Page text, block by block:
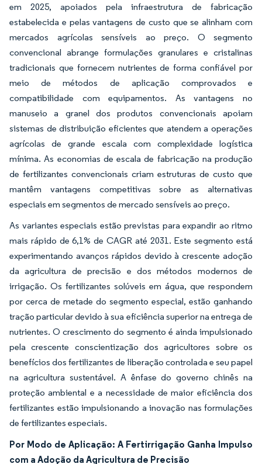
em 2025, apoiados pela infraestrutura de fabricação
estabelecida e pelas vantagens de custo que se alinham com
mercados agrícolas sensíveis ao preço. O segmento
convencional abrange formulações granulares e cristalinas
tradicionais que fornecem nutrientes de forma confiável por
meio de métodos de aplicação comprovados e
compatibilidade com equipamentos. As vantagens no
manuseio a granel dos produtos convencionais apoiam
sistemas de distribuição eficientes que atendem a operações
agrícolas de grande escala com complexidade logística
mínima. As economias de escala de fabricação na produção
de fertilizantes convencionais criam estruturas de custo que
mantêm vantagens competitivas sobre as alternativas
especiais em segmentos de mercado sensíveis ao preço.
As variantes especiais estão previstas para expandir ao ritmo
mais rápido de 6,1% de CAGR até 2031. Este segmento está
experimentando avanços rápidos devido à crescente adoção
da agricultura de precisão e dos métodos modernos de
irrigação. Os fertilizantes solúveis em água, que respondem
por cerca de metade do segmento especial, estão ganhando
tração particular devido à sua eficiência superior na entrega de
nutrientes. O crescimento do segmento é ainda impulsionado
pela crescente conscientização dos agricultores sobre os
benefícios dos fertilizantes de liberação controlada e seu papel
na agricultura sustentável. A ênfase do governo chinês na
proteção ambiental e a necessidade de maior eficiência dos
fertilizantes estão impulsionando a inovação nas formulações
de fertilizantes especiais.
Por Modo de Aplicação: A Fertirrigação Ganha Impulso
com a Adoção da Agricultura de Precisão